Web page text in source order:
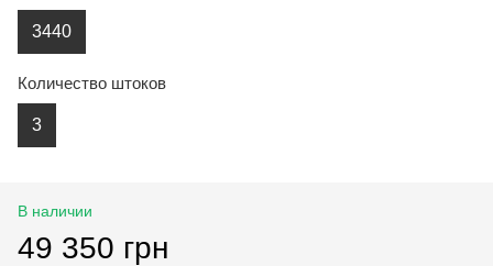
3440
Количество штоков
3
В наличии
49 350 грн